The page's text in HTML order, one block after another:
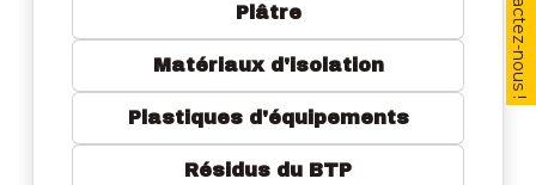
Plâtre
Matériaux d'isolation
Plastiques d'équipements
Résidus du BTP